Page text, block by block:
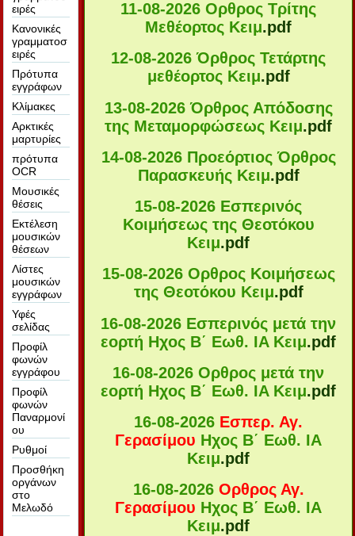
ειρές
Κανονικές
γραμματοσ
ειρές
Πρότυπα
εγγράφων
Κλίμακες
Αρκτικές
μαρτυρίες
πρότυπα
OCR
Μουσικές
θέσεις
Εκτέλεση
μουσικών
θέσεων
Λίστες
μουσικών
εγγράφων
Υφές
σελίδας
Προφίλ
φωνών
εγγράφου
Προφίλ
φωνών
Παναρμονί
ου
Ρυθμοί
Προσθήκη
οργάνων
στο
Μελωδό
11-08-2026 Ορθρος Τρίτης
Μεθέορτος Κειμ.pdf
12-08-2026 Όρθρος Τετάρτης
μεθέορτος Κειμ.pdf
13-08-2026 Όρθρος Απόδοσης
της Μεταμορφώσεως Κειμ.pdf
14-08-2026 Προεόρτιος Όρθρος
Παρασκευής Κειμ.pdf
15-08-2026 Εσπερινός
Κοιμήσεως της Θεοτόκου
Κειμ.pdf
15-08-2026 Ορθρος Κοιμήσεως
της Θεοτόκου Κειμ.pdf
16-08-2026 Εσπερινός μετά την
εορτή Ηχος B΄ Εωθ. ΙA Κειμ.pdf
16-08-2026 Ορθρος μετά την
εορτή Ηχος B΄ Εωθ. ΙA Κειμ.pdf
16-08-2026 Εσπερ. Αγ.
Γερασίμου Ηχος B΄ Εωθ. ΙA
Κειμ.pdf
16-08-2026 Ορθρος Αγ.
Γερασίμου Ηχος B΄ Εωθ. ΙA
Κειμ.pdf